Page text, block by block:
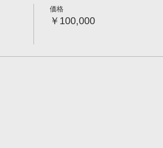
価格
￥100,000